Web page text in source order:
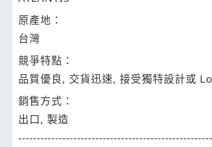
原產地：
台灣
競爭特點：
品質優良, 交貨迅速, 接受獨特設計或
銷售方式：
出口, 製造